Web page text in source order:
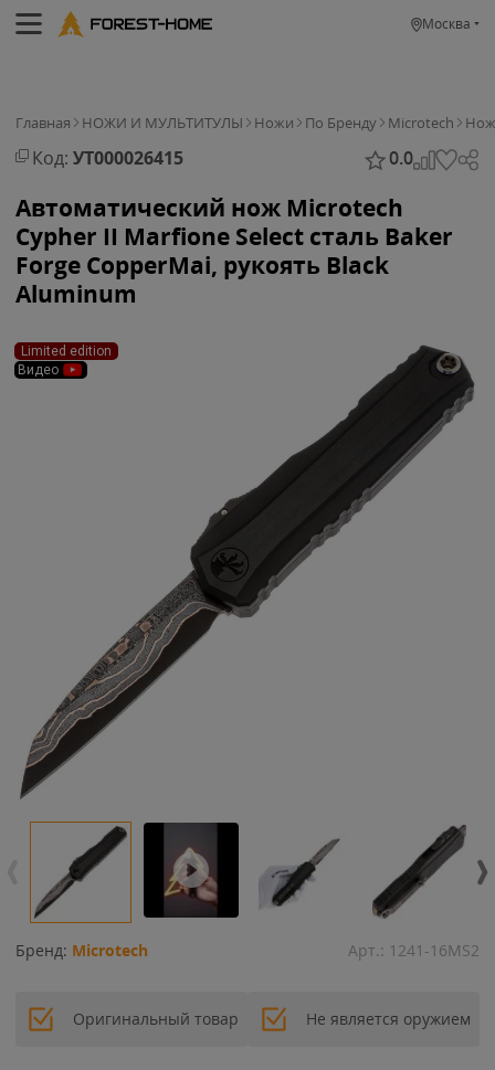
Москва
Главная НОЖИ И МУЛЬТИТУЛЫ Ножи По Бренду Microtech Нож
Код: УТ000026415 0.0
Автоматический нож Microtech
Cypher II Marfione Select сталь Baker
Forge CopperMai, рукоять Black
Aluminum
Limited edition
Видео
Бренд: Microtech Арт.: 1241-16MS2
Оригинальный товар Не является оружием